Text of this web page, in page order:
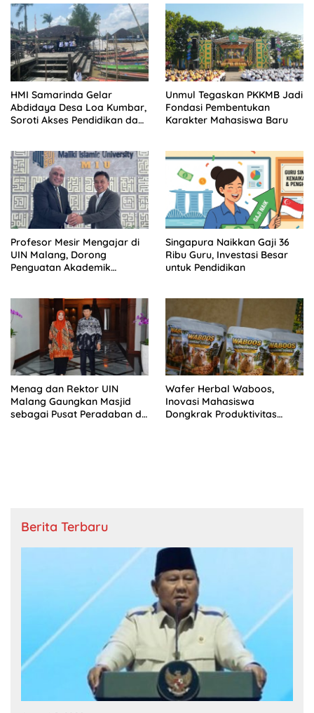
HMI Samarinda Gelar
Abdidaya Desa Loa Kumbar,
Soroti Akses Pendidikan dan
Unmul Tegaskan PKKMB Jadi
Fondasi Pembentukan
Karakter Mahasiswa Baru
Profesor Mesir Mengajar di
UIN Malang, Dorong
Penguatan Akademik
Singapura Naikkan Gaji 36
Ribu Guru, Investasi Besar
untuk Pendidikan
Menag dan Rektor UIN
Malang Gaungkan Masjid
sebagai Pusat Peradaban di
Wafer Herbal Waboos,
Inovasi Mahasiswa
Dongkrak Produktivitas
Berita Terbaru